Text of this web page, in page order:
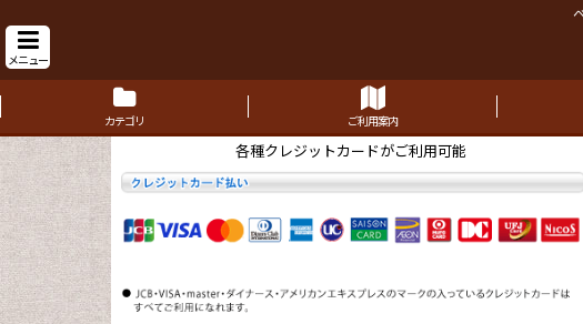
メニュー
カテゴリ ご利用案内
各種クレジットカードがご利用可能